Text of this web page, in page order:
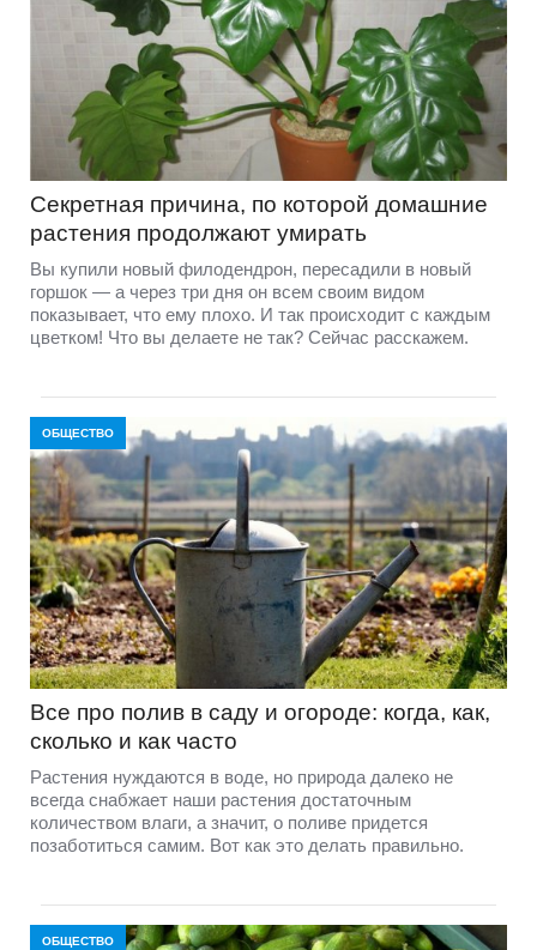
Секретная причина, по которой домашние
растения продолжают умирать
Вы купили новый филодендрон, пересадили в новый
горшок — а через три дня он всем своим видом
показывает, что ему плохо. И так происходит с каждым
цветком! Что вы делаете не так? Сейчас расскажем.
ОБЩЕСТВО
Все про полив в саду и огороде: когда, как,
сколько и как часто
Растения нуждаются в воде, но природа далеко не
всегда снабжает наши растения достаточным
количеством влаги, а значит, о поливе придется
позаботиться самим. Вот как это делать правильно.
ОБЩЕСТВО